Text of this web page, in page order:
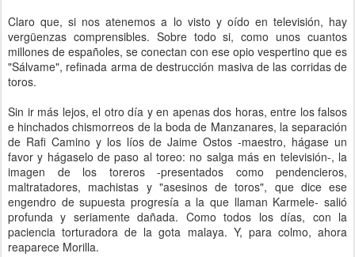
Claro que, si nos atenemos a lo visto y oído en televisión, hay
vergüenzas comprensibles. Sobre todo si, como unos cuantos
millones de españoles, se conectan con ese opio vespertino que es
"Sálvame", refinada arma de destrucción masiva de las corridas de
toros.
Sin ir más lejos, el otro día y en apenas dos horas, entre los falsos
e hinchados chismorreos de la boda de Manzanares, la separación
de Rafi Camino y los líos de Jaime Ostos -maestro, hágase un
favor y hágaselo de paso al toreo: no salga más en televisión-, la
imagen de los toreros -presentados como pendencieros,
maltratadores, machistas y "asesinos de toros", que dice ese
engendro de supuesta progresía a la que llaman Karmele- salió
profunda y seriamente dañada. Como todos los días, con la
paciencia torturadora de la gota malaya. Y, para colmo, ahora
reaparece Morilla.